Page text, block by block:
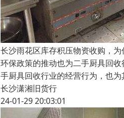
长沙雨花区库存积压物资收购，
环保政策的推动也为二手厨具回
手厨具回收行业的经营行为，也
长沙潇湘旧货行
24-01-29 20:03:01